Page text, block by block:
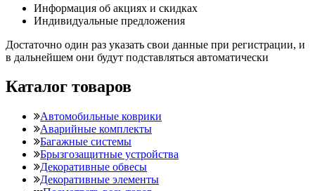
Информация об акциях и скидках
Индивидуальные предложения
Достаточно один раз указать свои данные при регистрации, и
в дальнейшем они будут подставляться автоматически
Каталог товаров
Автомобильные коврики
Аварийные комплекты
Багажные системы
Брызгозащитные устройства
Декоративные обвесы
Декоративные элементы